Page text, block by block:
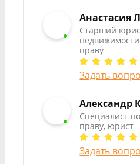
Анастасия
Старший
праву
Задать
Александр
Специалист
праву, юрист
Задать